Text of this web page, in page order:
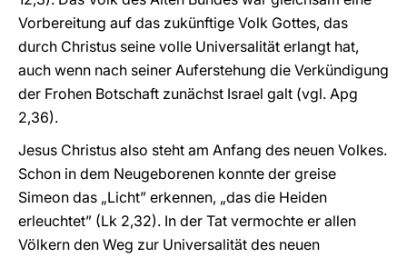
Vorbereitung auf das zukünftige Volk Gottes, das
durch Christus seine volle Universalität erlangt hat,
auch wenn nach seiner Auferstehung die Verkündigung
der Frohen Botschaft zunächst Israel galt (vgl. Apg
2,36).
Jesus Christus also steht am Anfang des neuen Volkes.
Schon in dem Neugeborenen konnte der greise
Simeon das „Licht” erkennen, „das die Heiden
erleuchtet” (Lk 2,32). In der Tat vermochte er allen
Völkern den Weg zur Universalität des neuen